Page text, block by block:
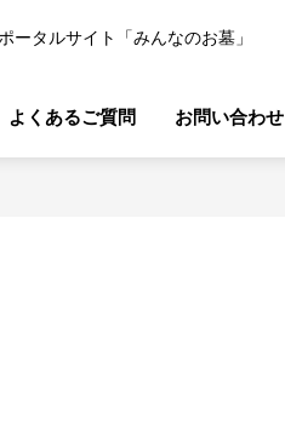
ータルサイト「みんなのお墓」
よくあるご質問 お問い合わせ